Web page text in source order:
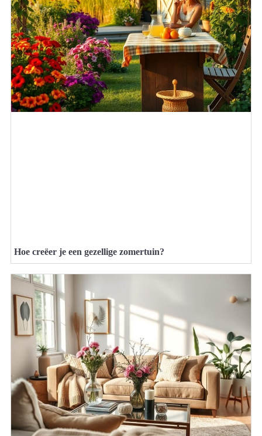
Hoe creëer je een gezellige zomertuin?